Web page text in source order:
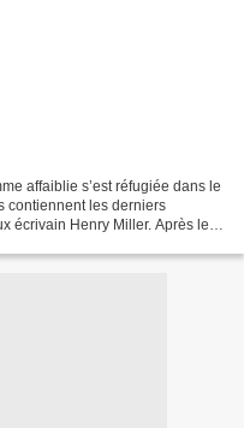
affaiblie s’est réfugiée dans le
contiennent les derniers
écrivain Henry Miller. Après leur